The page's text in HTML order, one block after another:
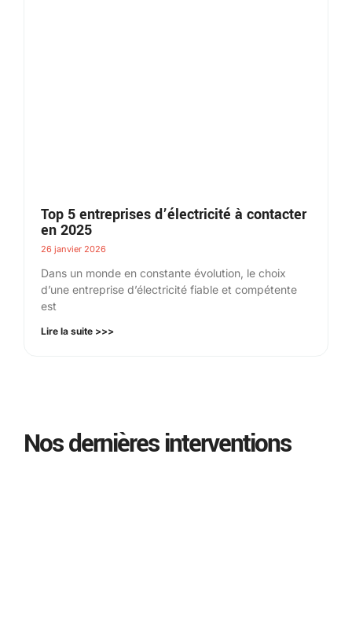
Top 5 entreprises d’électricité à contacter
en 2025
26 janvier 2026
Dans un monde en constante évolution, le choix
d’une entreprise d’électricité fiable et compétente
est
Lire la suite >>>
Nos dernières interventions